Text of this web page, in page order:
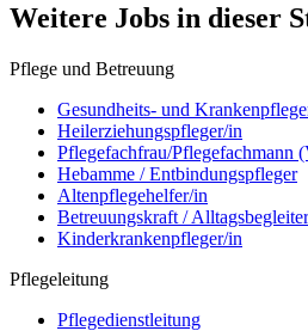
Weitere Jobs in dieser
Pflege und Betreuung
Gesundheits- und
Heilerziehungspfleger/in
Pflegefachfrau/Pflegefachmann
Hebamme / Entbindungspfleger
Altenpflegehelfer/in
Betreuungskraft /
Kinderkrankenpfleger/in
Pflegeleitung
Pflegedienstleitung